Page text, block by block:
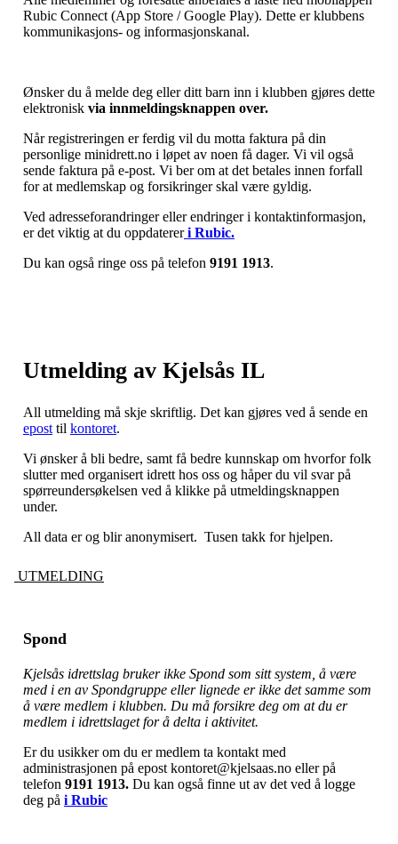
Rubic Connect (App Store / Google Play). Dette er klubbens
kommunikasjons- og informasjonskanal.
Ønsker du å melde deg eller ditt barn inn i klubben gjøres dette
elektronisk via innmeldingsknappen over.
Når registreringen er ferdig vil du motta faktura på din
personlige minidrett.no i løpet av noen få dager. Vi vil også
sende faktura på e-post. Vi ber om at det betales innen forfall
for at medlemskap og forsikringer skal være gyldig.
Ved adresseforandringer eller endringer i kontaktinformasjon,
er det viktig at du oppdatereri Rubic.
Du kan også ringe oss på telefon 9191 1913.
Utmelding av Kjelsås IL
All utmelding må skje skriftlig. Det kan gjøres ved å sende en
epost til kontoret.
Vi ønsker å bli bedre, samt få bedre kunnskap om hvorfor folk
slutter med organisert idrett hos oss og håper du vil svar på
spørreundersøkelsen ved å klikke på utmeldingsknappen
under.
All data er og blir anonymisert. Tusen takk for hjelpen.
UTMELDING
Spond
Kjelsås idrettslag bruker ikke Spond som sitt system, å være
med i en av Spondgruppe eller lignede er ikke det samme som
å være medlem i klubben. Du må forsikre deg om at du er
medlem i idrettslaget for å delta i aktivitet.
Er du usikker om du er medlem ta kontakt med
administrasjonen på epost kontoret@kjelsaas.no eller på
telefon 9191 1913. Du kan også finne ut av det ved å logge
deg på i Rubic